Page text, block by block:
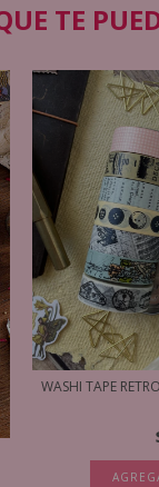
TE
WASHI TAPE